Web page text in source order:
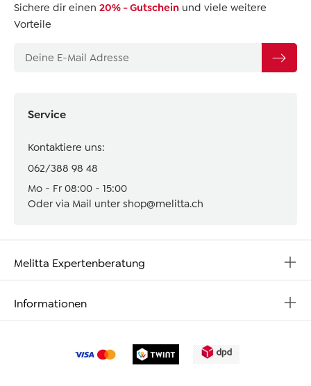
Service
Kontaktiere uns:
062/388 98 48
Mo - Fr 08:00 - 15:00
Oder via Mail untershop@melitta.ch
Melitta Expertenberatung
Informationen
Sichere dir einen 20% - Gutschein und viele weitere
Vorteile